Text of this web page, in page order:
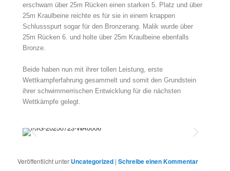
erschwam über 25m Rücken einen starken 5. Platz und über
25m Kraulbeine reichte es für sie in einem knappen
Schlussspurt sogar für den Bronzerang. Malik wurde über
25m Rücken 6. und holte über 25m Kraulbeine ebenfalls
Bronze.
Beide haben nun mit ihrer tollen Leistung, erste
Wettkampferfahrung gesammelt und somit den Grundstein
ihrer schwimmerrischen Entwicklung für die nächsten
Wettkämpfe gelegt.
Veröffentlicht unter Uncategorized |Schreibe einen Kommentar